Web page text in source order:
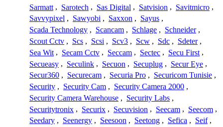
Sarmatt , Sarotech , Sas Digital , Satvision , Savitmicro ,
Savvypixel , Sawyobi , Saxxon , Sayus ,
Scada Technology , Scancam , Schlage , Schneider ,
Scout Cctv , Scs , Scsi , Scv3 , Scw , Sdc , Sdeter ,
Sea Wit , Secam Cctv , Seccam , Sectec , Secu First ,
Secueasy , Seculink , Secuon , Secuplug , Secur Eye ,
Secur360 , Securecam , Securia Pro , Securicom Tunisie ,
Security , Security Cam , Security Camera 2000 ,
Security Camera Warehouse , Security Labs ,
Securitytronix , Securix , Secuvision , Seecam , Seecom ,
Seedary , Seenergy , Seesoon , Seetong , Sefica , Seif ,